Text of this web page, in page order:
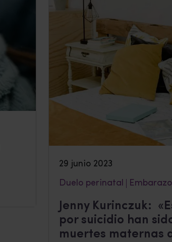
29 junio 2023
Duelo perinatal
Embarazo
Jenny Kurinczuk:
por suicidio han
muertes maternas